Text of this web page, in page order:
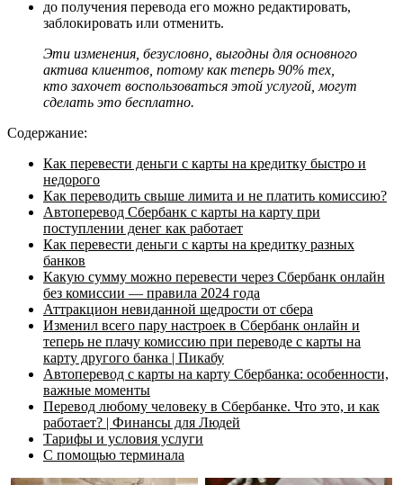
до получения перевода его можно редактировать,
заблокировать или отменить.
Эти изменения, безусловно, выгодны для основного
актива клиентов, потому как теперь 90% тех,
кто захочет воспользоваться этой услугой, могут
сделать это бесплатно.
Содержание:
Как перевести деньги с карты на кредитку быстро и
недорого
Как переводить свыше лимита и не платить комиссию?
Автоперевод Сбербанк с карты на карту при
поступлении денег как работает
Как перевести деньги с карты на кредитку разных
банков
Какую сумму можно перевести через Сбербанк онлайн
без комиссии — правила 2024 года
Аттракцион невиданной щедрости от сбера
Изменил всего пару настроек в Сбербанк онлайн и
теперь не плачу комиссию при переводе с карты на
карту другого банка | Пикабу
Автоперевод с карты на карту Сбербанка: особенности,
важные моменты
Перевод любому человеку в Сбербанке. Что это, и как
работает? | Финансы для Людей
Тарифы и условия услуги
С помощью терминала